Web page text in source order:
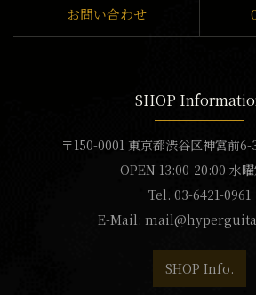
お問い合わせ
SHOP
〒150-0001 東京都渋谷区神宮前6-
OPEN 13:00-20:00 水
Tel. 03-6421-0961
E-Mail:
SHOP Info.